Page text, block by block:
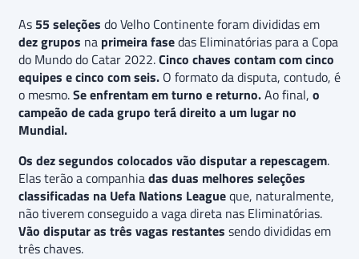
As 55 seleções do Velho Continente foram divididas em
dez grupos na primeira fasedas Eliminatórias para a Copa
do Mundo do Catar 2022.Cinco chaves contam com cinco
equipes e cinco com seis. O formato da disputa, contudo, é
o mesmo.Se enfrentam em turno e returno.Ao final, o
campeão de cada grupo terá direito a um lugar no
Mundial.
Os dez segundos colocados vão disputar a repescagem.
Elas terão a companhiadas duas melhores seleções
classificadas na Uefa Nations Leagueque, naturalmente,
não tiverem conseguido a vaga direta nas Eliminatórias.
Vão disputar as três vagas restantes sendo divididas em
três chaves.